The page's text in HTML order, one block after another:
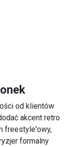
od klientów
akcent retro
freestyle'owy,
formalny